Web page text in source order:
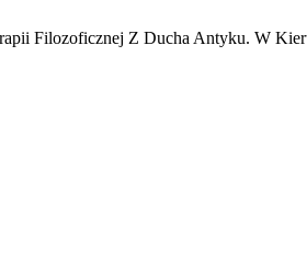
Filozoficznej Z Ducha Antyku. W